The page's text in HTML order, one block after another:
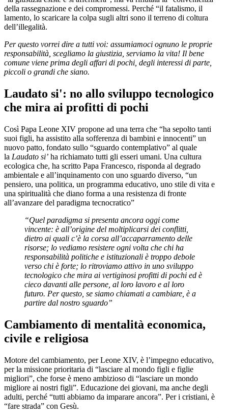
della rassegnazione e dei compromessi. Perché “il fatalismo, il
lamento, lo scaricare la colpa sugli altri sono il terreno di coltura
dell’illegalità.
Per questo vorrei dire a tutti voi: assumiamoci ognuno le proprie
responsabilità, scegliamo la giustizia, serviamo la vita! Il bene
comune viene prima degli affari di pochi, degli interessi di parte,
piccoli o grandi che siano.
Laudato si': no allo sviluppo tecnologico
che mira ai profitti di pochi
Così Papa Leone XIV propone ad una terra che “ha sepolto tanti
suoi figli, ha assistito alla sofferenza di bambini e innocenti” un
nuovo patto, fondato sullo “sguardo contemplativo” al quale
la Laudato si’ ha richiamato tutti gli esseri umani. Una cultura
ecologica che, ha scritto Papa Francesco, risponda al degrado
ambientale e all’inquinamento con uno sguardo diverso, “un
pensiero, una politica, un programma educativo, uno stile di vita e
una spiritualità che diano forma a una resistenza di fronte
all’avanzare del paradigma tecnocratico”
“Quel paradigma si presenta ancora oggi come
vincente: è all’origine del moltiplicarsi dei conflitti,
dietro ai quali c’è la corsa all’accaparramento delle
risorse; lo vediamo resistere ogni volta che chi ha
responsabilità politiche e istituzionali è troppo debole
verso chi è forte; lo ritroviamo attivo in uno sviluppo
tecnologico che mira ai vertiginosi profitti di pochi ed è
cieco davanti alle persone, al loro lavoro e al loro
futuro. Per questo, se siamo chiamati a cambiare, è a
partire dal nostro sguardo”
Cambiamento di mentalità economica,
civile e religiosa
Motore del cambiamento, per Leone XIV, è l’impegno educativo,
per la missione prioritaria di “lasciare al mondo figli e figlie
migliori”, che forse è meno ambizioso di “lasciare un mondo
migliore ai nostri figli”. Educazione dei giovani, ma anche degli
adulti, perché “tutti abbiamo da imparare ancora”. Per i cristiani, è
“fare strada” con Gesù.